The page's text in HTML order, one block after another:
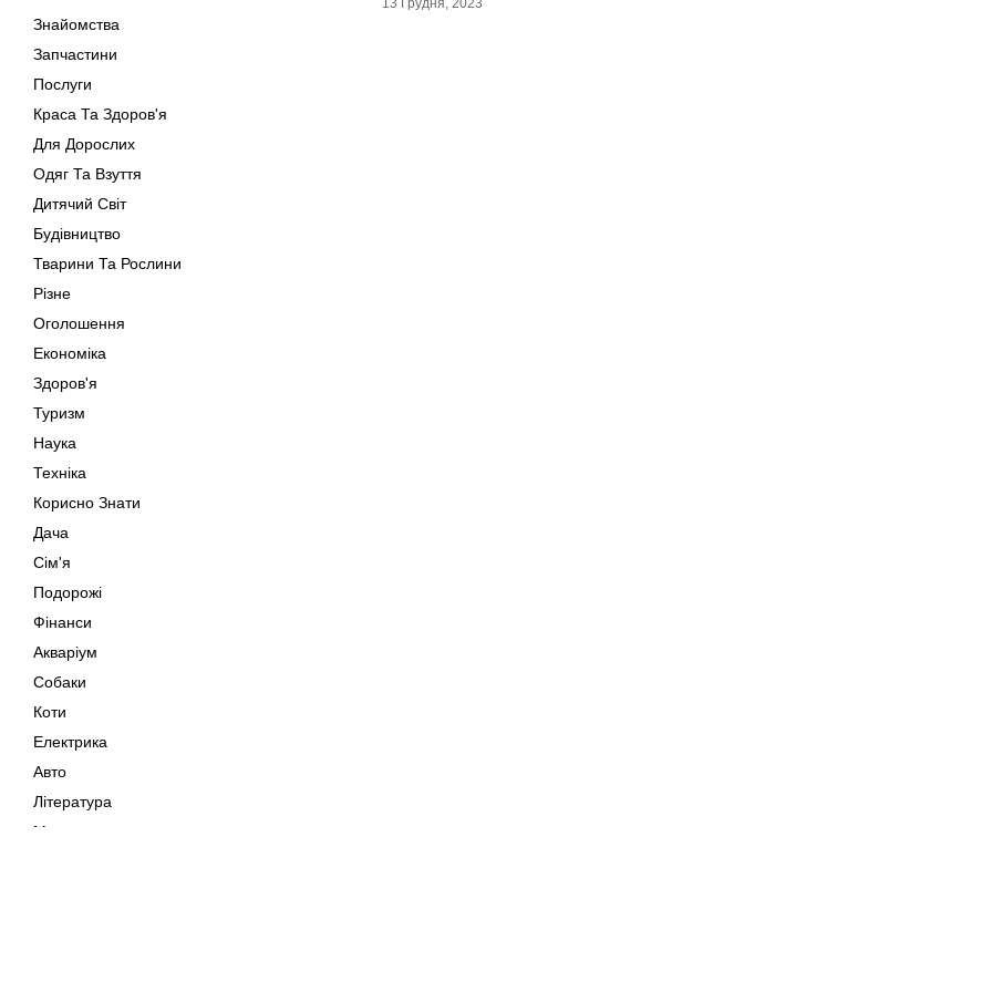
Знайомства
Запчастини
Послуги
Краса Та Здоров'я
Для Дорослих
Одяг Та Взуття
Дитячий Світ
Будівництво
Тварини Та Рослини
Різне
Оголошення
Економіка
Здоров'я
Туризм
Наука
Техніка
Корисно Знати
Дача
Сім'я
Подорожі
Фінанси
Акваріум
Собаки
Коти
Електрика
Авто
Література
Музика
13 Грудня, 2023